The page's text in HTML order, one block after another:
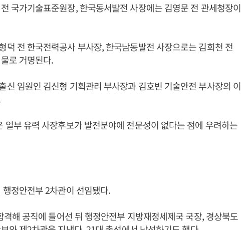
국가기술표준원장, 한국동서발전 사장에는 김영문 전 관세청장이
덕 전 한국전력공사 부사장, 한국남동발전 사장으로는 김회천 전
로 거명된다.
신 임원인 김신형 기획관리 부사장과 김호빈 기술안전 부사장의 이
일부 유력 사장후보가 발전분야에 전문성이 없다는 점에 우려하는
정안전부 2차관이 선임됐다.
해 공직에 들어선 뒤 행정안전부 지방재정세제국 국장, 경상북도